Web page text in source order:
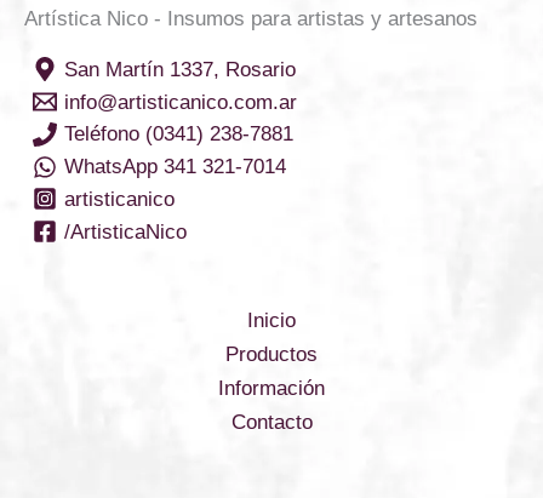
Artística Nico - Insumos para artistas y artesanos
San Martín 1337, Rosario
info@artisticanico.com.ar
Teléfono (0341) 238-7881
WhatsApp 341 321-7014
artisticanico
/ArtisticaNico
Inicio
Productos
Información
Contacto